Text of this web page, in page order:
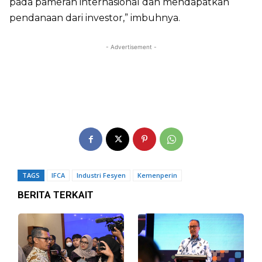
pendanaan dari investor,” imbuhnya.
- Advertisement -
TAGS IFCA Industri Fesyen Kemenperin
BERITA TERKAIT